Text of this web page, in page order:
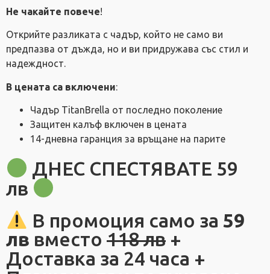
Не чакайте повече!
Открийте разликата с чадър, който не само ви
предпазва от дъжда, но и ви придружава със стил и
надеждност.
В цената са включени:
Чадър TitanBrella от последно поколение
Защитен калъф включен в цената
14-дневна гаранция за връщане на парите
ДНЕС СПЕСТЯВАТЕ 59
лв
В промоция само за 59
лв вместо 118 лв +
Доставка за 24 часа +